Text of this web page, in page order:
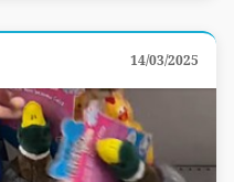
14/03/2025